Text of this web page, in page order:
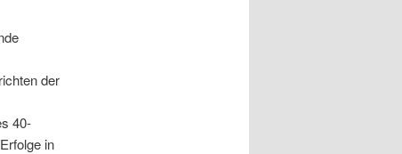
der
40-
in